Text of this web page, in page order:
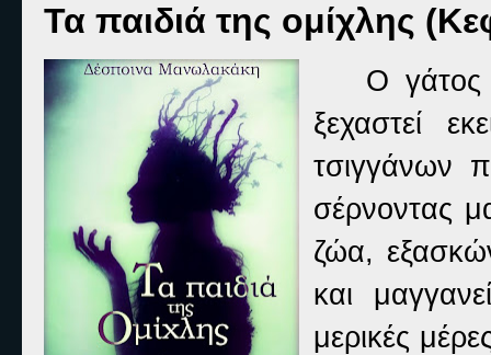
Τα παιδιά της ομίχλης
Ο γάτος
ξεχαστεί
τσιγγάνων
σέρνοντας
ζώα,
και
μερικές